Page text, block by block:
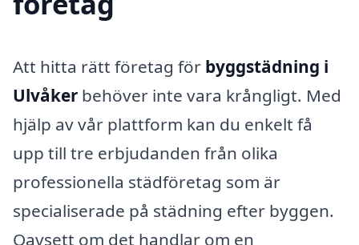
Att hitta rätt företag för byggstädning i
Ulvåker behöver inte vara krångligt. Med
hjälp av vår plattform kan du enkelt få
upp till tre erbjudanden från olika
professionella städföretag som är
specialiserade på städning efter byggen.
Oavsett om det handlar om en